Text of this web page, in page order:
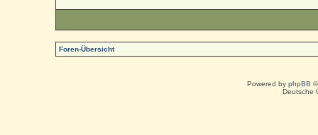
Foren-Übersicht
Powered by phpBB
Deutsche